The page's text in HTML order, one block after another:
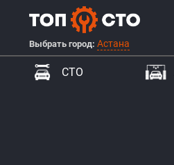
Выбрать город: Астана
СТО